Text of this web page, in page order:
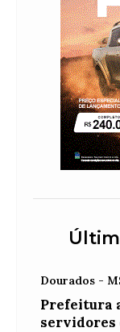
Dourados -
Prefeitura
servidores